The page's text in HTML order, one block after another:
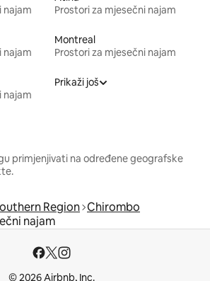
najam
Prostori za mjesečni najam
najam
Montreal
Prostori za mjesečni najam
najam
Prikaži još
primjenjivati na određene geografske
Region Chirombo
najam
© 2026 Airbnb, Inc.